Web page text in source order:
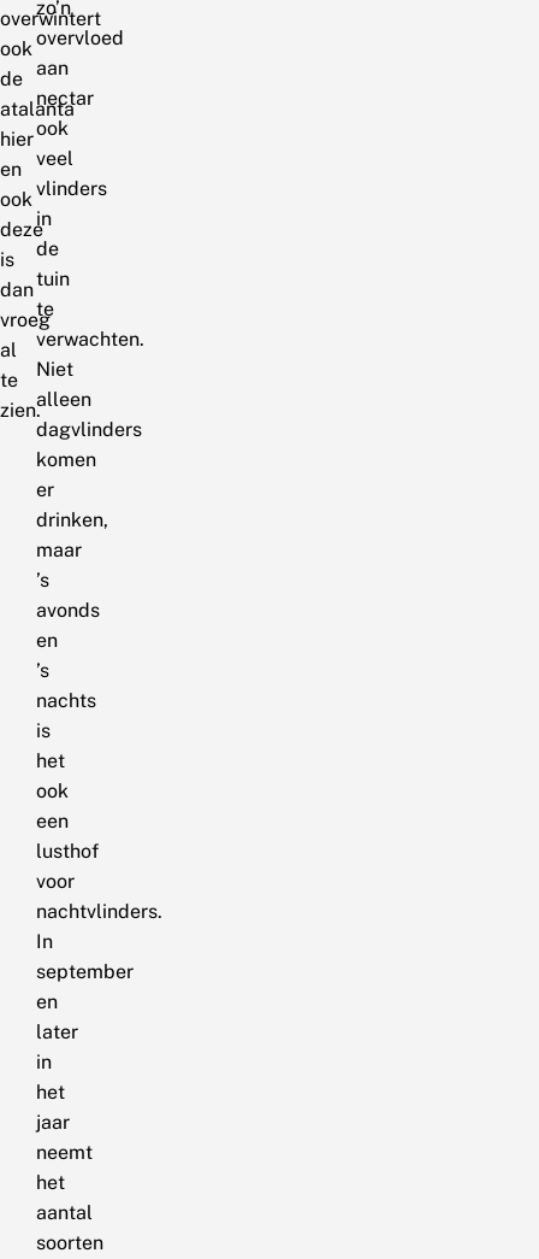
overwintert
ook
de
atalanta
hier
en
ook
deze
is
dan
vroeg
al
te
zien.
zo’n
overvloed
aan
nectar
ook
veel
vlinders
in
de
tuin
te
verwachten.
Niet
alleen
dagvlinders
komen
er
drinken,
maar
’s
avonds
en
’s
nachts
is
het
ook
een
lusthof
voor
nachtvlinders.
In
september
en
later
in
het
jaar
neemt
het
aantal
soorten